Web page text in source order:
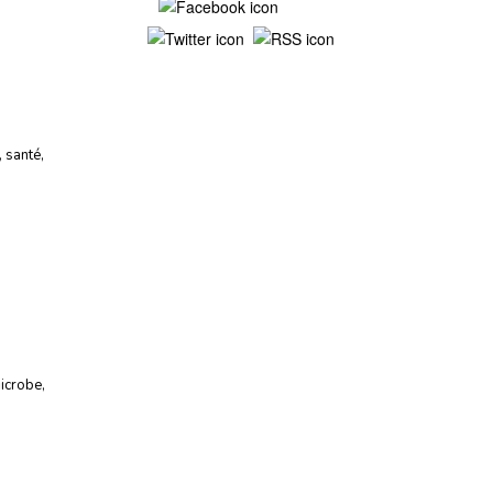
, santé,
,